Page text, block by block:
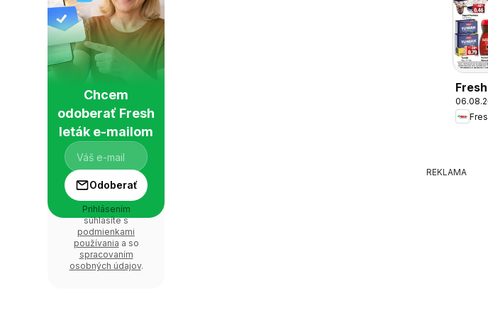
REKLAMA
Chcem
odoberať Fresh
leták e-mailom
Odoberať
Prihlásením
súhlasíte s
podmienkami
používania a so
spracovaním
osobných údajov.